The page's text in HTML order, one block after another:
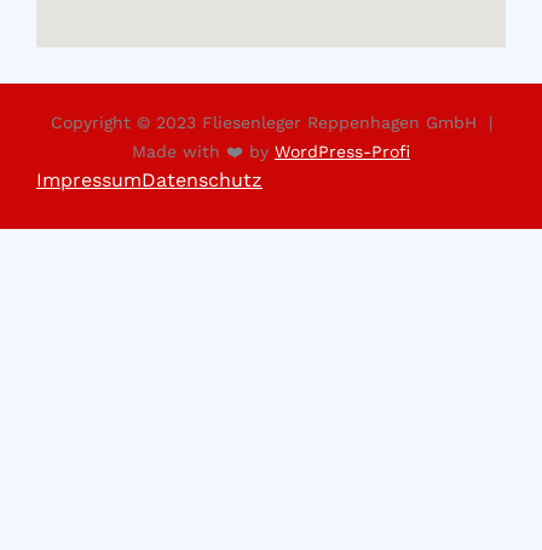
Copyright © 2023 Fliesenleger Reppenhagen GmbH |
Made with ❤️ by WordPress-Profi
ImpressumDatenschutz